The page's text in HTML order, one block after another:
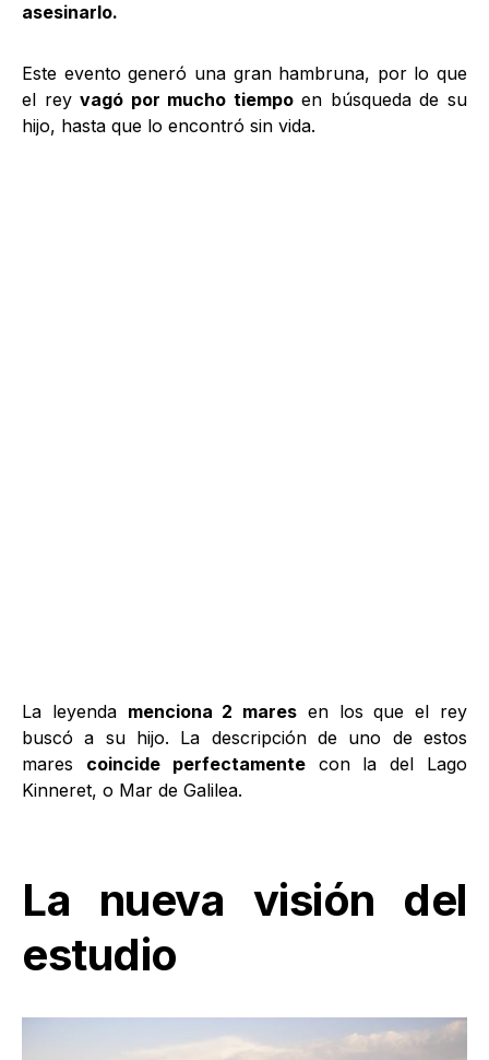
asesinarlo.
Este evento generó una gran hambruna, por lo que
el reyvagó por mucho tiempoen búsqueda de su
hijo, hasta que lo encontró sin vida.
La leyenda menciona 2 mares en los que el rey
buscó a su hijo. La descripción de uno de estos
mares coincide perfectamentecon la del Lago
Kinneret, o Mar de Galilea.
La nueva visión del
estudio